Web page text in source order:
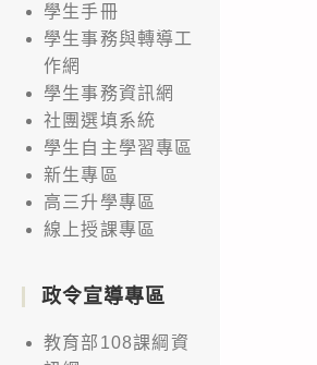
學生手冊
學生事務與轉導工
作網
學生事務資訊網
社團選填系統
學生自主學習專區
新生專區
高三升學專區
線上授課專區
政令宣導專區
教育部108課綱資